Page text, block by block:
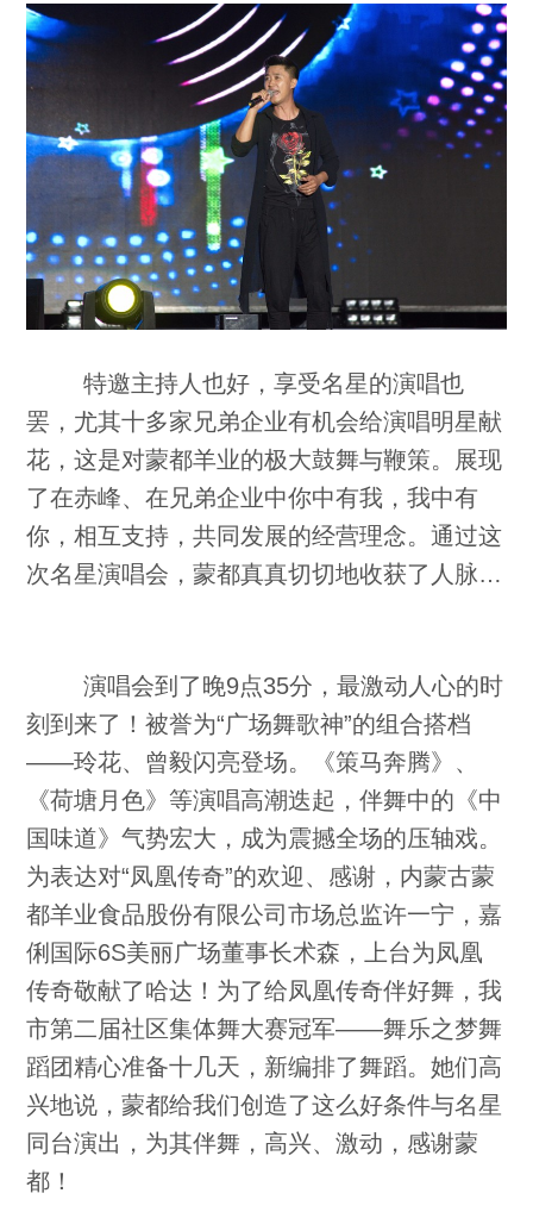
特邀主持人也好，享受名星的演唱也
罢，尤其十多家兄弟企业有机会给演唱明星献
花，这是对蒙都羊业的极大鼓舞与鞭策。展现
了在赤峰、在兄弟企业中你中有我，我中有
你，相互支持，共同发展的经营理念。通过这
次名星演唱会，蒙都真真切切地收获了人脉…
演唱会到了晚9点35分，最激动人心的时
刻到来了！被誉为“广场舞歌神”的组合搭档
——玲花、曾毅闪亮登场。《策马奔腾》、
《荷塘月色》等演唱高潮迭起，伴舞中的《中
国味道》气势宏大，成为震撼全场的压轴戏。
为表达对“凤凰传奇”的欢迎、感谢，内蒙古蒙
都羊业食品股份有限公司市场总监许一宁，嘉
俐国际6S美丽广场董事长术森，上台为凤凰
传奇敬献了哈达！为了给凤凰传奇伴好舞，我
市第二届社区集体舞大赛冠军——舞乐之梦舞
蹈团精心准备十几天，新编排了舞蹈。她们高
兴地说，蒙都给我们创造了这么好条件与名星
同台演出，为其伴舞，高兴、激动，感谢蒙
都！